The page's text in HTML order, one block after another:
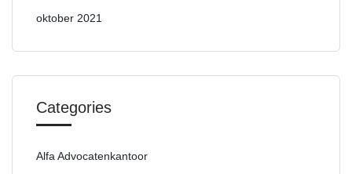
oktober 2021
Categories
Alfa Advocatenkantoor